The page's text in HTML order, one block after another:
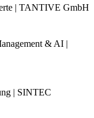
| TANTIVE GmbH
& AI |
| SINTEC